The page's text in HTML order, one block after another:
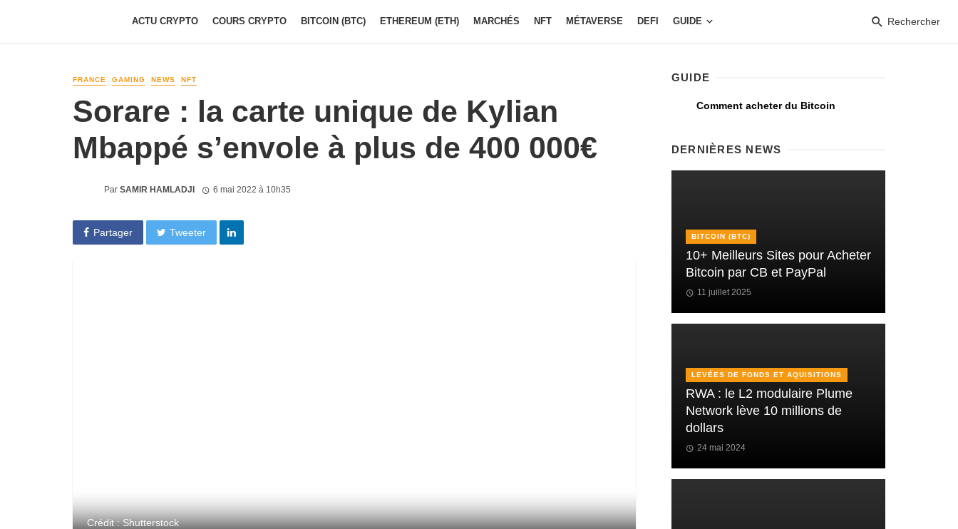
ACTU CRYPTO COURS CRYPTO BITCOIN (BTC) ETHEREUM (ETH) MARCHÉS NFT MÉTAVERSE DEFI GUIDE Rechercher
FRANCE GAMING NEWS NFT
Sorare : la carte unique de Kylian
Mbappé s’envole à plus de 400 000€
Par SAMIR HAMLADJI 6 mai 2022 à 10h35
Partager Tweeter
Crédit : Shutterstock
GUIDE
Comment acheter du Bitcoin
DERNIÈRES NEWS
BITCOIN (BTC)
10+ Meilleurs Sites pour Acheter
Bitcoin par CB et PayPal
11 juillet 2025
LEVÉES DE FONDS ET AQUISITIONS
RWA : le L2 modulaire Plume
Network lève 10 millions de
dollars
24 mai 2024